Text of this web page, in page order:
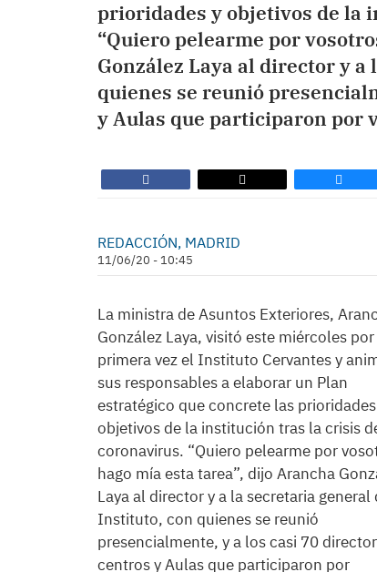
prioridades y objetivos de la
“Quiero pelearme por
González Laya al director y
quienes se reunió
y Aulas que participaron por
REDACCIÓN, MADRID
11/06/20 - 10:45
La ministra de Asuntos Exteriores,
González Laya, visitó este miércoles por
primera vez el Instituto Cervantes y
sus responsables a elaborar un Plan
estratégico que concrete las
objetivos de la institución tras la crisis
coronavirus. “Quiero pelearme por
hago mía esta tarea”, dijo Arancha
Laya al director y a la secretaria general
Instituto, con quienes se reunió
presencialmente, y a los casi 70
centros y Aulas que participaron por